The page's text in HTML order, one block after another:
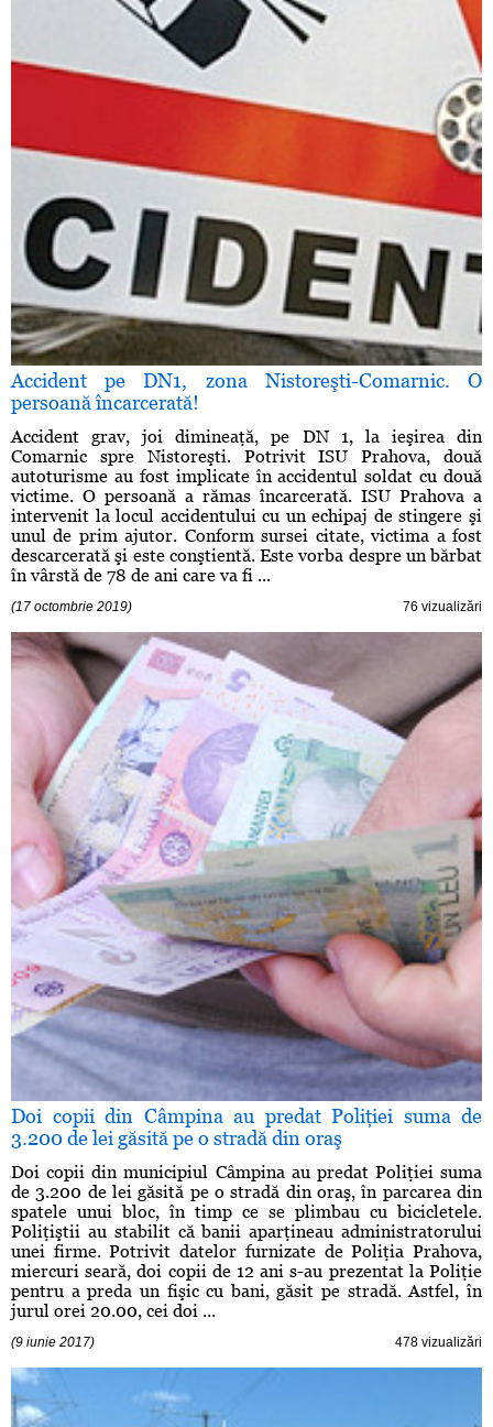
Accident pe DN1, zona Nistoreşti-Comarnic. O
persoană încarcerată!
Accident grav, joi dimineaţă, pe DN 1, la ieşirea din
Comarnic spre Nistoreşti. Potrivit ISU Prahova, două
autoturisme au fost implicate în accidentul soldat cu două
victime. O persoană a rămas încarcerată. ISU Prahova a
intervenit la locul accidentului cu un echipaj de stingere şi
unul de prim ajutor. Conform sursei citate, victima a fost
descarcerată şi este conştientă. Este vorba despre un bărbat
în vârstă de 78 de ani care va fi ...
(17 octombrie 2019) 76 vizualizări
Doi copii din Câmpina au predat Poliţiei suma de
3.200 de lei găsită pe o stradă din oraş
Doi copii din municipiul Câmpina au predat Poliţiei suma
de 3.200 de lei găsită pe o stradă din oraş, în parcarea din
spatele unui bloc, în timp ce se plimbau cu bicicletele.
Poliţiştii au stabilit că banii aparţineau administratorului
unei firme. Potrivit datelor furnizate de Poliţia Prahova,
miercuri seară, doi copii de 12 ani s-au prezentat la Poliţie
pentru a preda un fişic cu bani, găsit pe stradă. Astfel, în
jurul orei 20.00, cei doi ...
(9 iunie 2017) 478 vizualizări